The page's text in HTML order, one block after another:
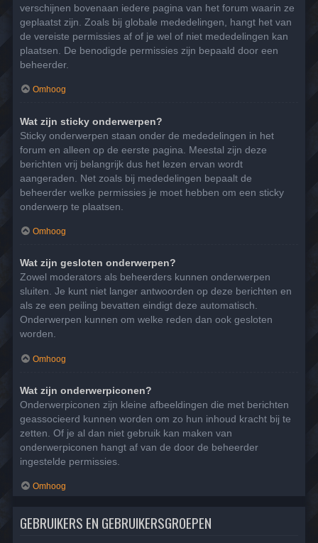
verschijnen bovenaan iedere pagina van het forum waarin ze
geplaatst zijn. Zoals bij globale mededelingen, hangt het van
de vereiste permissies af of je wel of niet mededelingen kan
plaatsen. De benodigde permissies zijn bepaald door een
beheerder.
Omhoog
Wat zijn sticky onderwerpen?
Sticky onderwerpen staan onder de mededelingen in het
forum en alleen op de eerste pagina. Meestal zijn deze
berichten vrij belangrijk dus het lezen ervan wordt
aangeraden. Net zoals bij mededelingen bepaalt de
beheerder welke permissies je moet hebben om een sticky
onderwerp te plaatsen.
Omhoog
Wat zijn gesloten onderwerpen?
Zowel moderators als beheerders kunnen onderwerpen
sluiten. Je kunt niet langer antwoorden op deze berichten en
als ze een peiling bevatten eindigt deze automatisch.
Onderwerpen kunnen om welke reden dan ook gesloten
worden.
Omhoog
Wat zijn onderwerpiconen?
Onderwerpiconen zijn kleine afbeeldingen die met berichten
geassocieerd kunnen worden om zo hun inhoud kracht bij te
zetten. Of je al dan niet gebruik kan maken van
onderwerpiconen hangt af van de door de beheerder
ingestelde permissies.
Omhoog
GEBRUIKERS EN GEBRUIKERSGROEPEN